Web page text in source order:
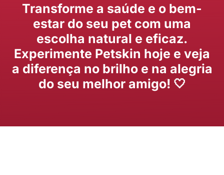
Transforme a saúde e o bem-
estar do seu pet com uma
escolha natural e eficaz.
Experimente Petskin hoje e veja
a diferença no brilho e na alegria
do seu melhor amigo! 🤍